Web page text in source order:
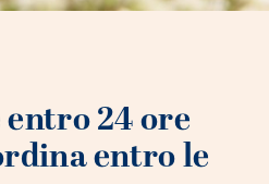
24 ore
entro le